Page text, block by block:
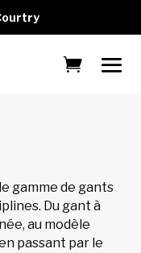
gamme de gants
Du gant à
au modèle
passant par le